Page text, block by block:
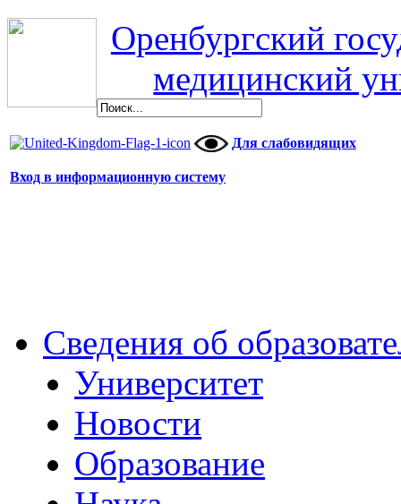
Оренбургский
медицинский
Для слабовидящих
Вход в информационную систему
Сведения об
Университет
Новости
Образование